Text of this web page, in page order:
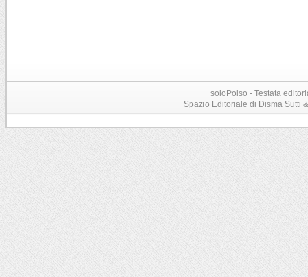
soloPolso - Testata
Spazio Editoriale di Disma Sutti